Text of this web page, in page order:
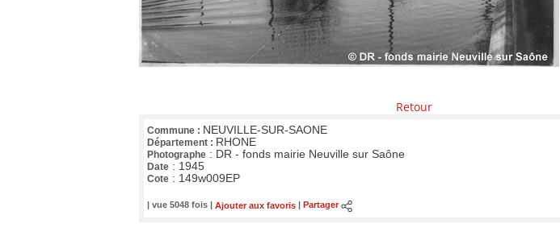
Retour
Commune : NEUVILLE-SUR-SAONE
Département : RHONE
Photographe : DR - fonds mairie Neuville sur Saône
Date : 1945
Cote : 149w009EP
| vue 5048 fois | Ajouter aux favoris Partager